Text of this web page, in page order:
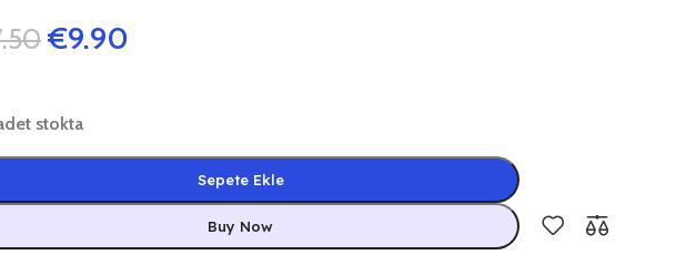
€9.90
stokta
Sepete Ekle
Buy Now